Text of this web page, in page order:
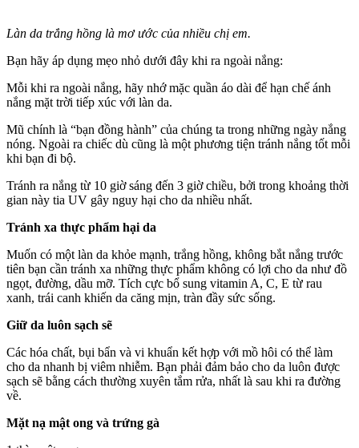
Làn da trắng hồng là mơ ước của nhiều chị em.
Bạn hãy áp dụng mẹo nhỏ dưới đây khi ra ngoài nắng:
Mỗi khi ra ngoài nắng, hãy nhớ mặc quần áo dài để hạn chế ánh
nắng mặt trời tiếp xúc với làn da.
Mũ chính là “bạn đồng hành” của chúng ta trong những ngày nắng
nóng. Ngoài ra chiếc dù cũng là một phương tiện tránh nắng tốt mỗi
khi bạn đi bộ.
Tránh ra nắng từ 10 giờ sáng đến 3 giờ chiều, bởi trong khoảng thời
gian này tia UV gây nguy hại cho da nhiều nhất.
Tránh xa thực phẩm hại da
Muốn có một làn da khỏe mạnh, trắng hồng, không bắt nắng trước
tiên bạn cần tránh xa những thực phẩm không có lợi cho da như đồ
ngọt, đường, dầu mỡ. Tích cực bổ sung vitamin A, C, E từ rau
xanh, trái canh khiến da căng mịn, tràn đầy sức sống.
Giữ da luôn sạch sẽ
Các hóa chất, bụi bẩn và vi khuẩn kết hợp với mồ hôi có thể làm
cho da nhanh bị viêm nhiễm. Bạn phải đảm bảo cho da luôn được
sạch sẽ bằng cách thường xuyên tắm rửa, nhất là sau khi ra đường
về.
Mặt nạ mật ong và trứng gà